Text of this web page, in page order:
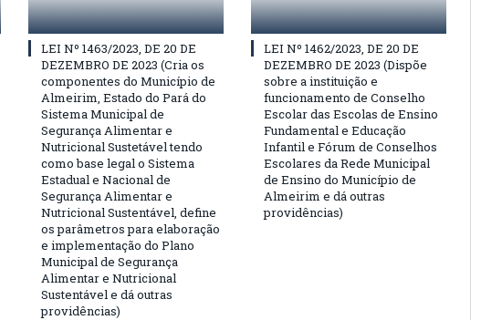
LEI Nº 1463/2023, DE 20 DE
DEZEMBRO DE 2023 (Cria os
componentes do Município de
Almeirim, Estado do Pará do
Sistema Municipal de
Segurança Alimentar e
Nutricional Sustetável tendo
como base legal o Sistema
Estadual e Nacional de
Segurança Alimentar e
Nutricional Sustentável, define
os parâmetros para elaboração
e implementação do Plano
Municipal de Segurança
Alimentar e Nutricional
Sustentável e dá outras
providências)
LEI Nº 1462/2023, DE 20 DE
DEZEMBRO DE 2023 (Dispõe
sobre a instituição e
funcionamento de Conselho
Escolar das Escolas de Ensino
Fundamental e Educação
Infantil e Fórum de Conselhos
Escolares da Rede Municipal
de Ensino do Município de
Almeirim e dá outras
providências)